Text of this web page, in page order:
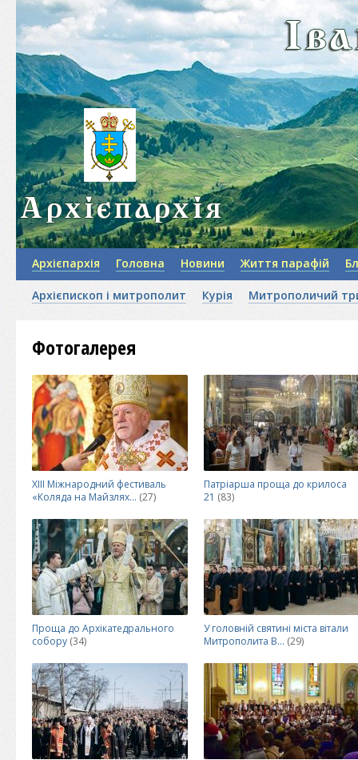
Архієпархія Головна Новини Життя парафій
Архієпископ і митрополит Курія Митрополичий
Фотогалерея
ХІІІ Міжнародний фестиваль
«Коляда на Майзлях... (27)
Патріарша проща до крилоса
21 (83)
Проща до Архікатедрального
собору (34)
У головній святині міста вітали
Митрополита В... (29)